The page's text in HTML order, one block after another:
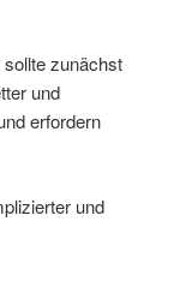
zunächst
und
erfordern
und